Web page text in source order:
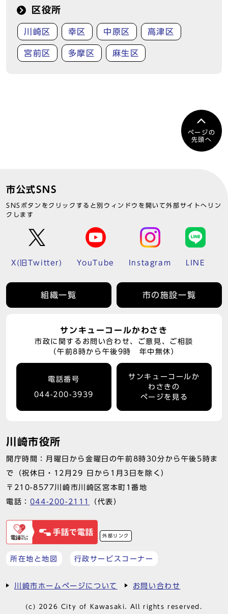
区役所
川崎区 幸区 中原区 高津区
宮前区 多摩区 麻生区
ページの
先頭へ
市公式SNS
SNSボタンをクリックすると別ウィンドウを開いて外部サイトへリン
クします
X(旧Twitter) YouTube Instagram LINE
組織一覧 市の施設一覧
サンキューコールかわさき
市政に関するお問い合わせ、ご意見、ご相談
（午前8時から午後9時 年中無休）
電話番号
044-200-3939
サンキューコールか
わさきの
ページを見る
川崎市役所
開庁時間：月曜日から金曜日の午前8時30分から午後5時ま
で（祝休日・12月29 日から1月3日を除く）
〒210-8577川崎市川崎区宮本町1番地
電話： 044-200-2111 （代表）
外部リンク
所在地と地図 行政サービスコーナー
川崎市ホームページについて お問い合わせ
(c) 2026 City of Kawasaki. All rights reserved.